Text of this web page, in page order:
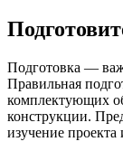
Подготовка —
Правильная
комплектующих
конструкции.
изучение